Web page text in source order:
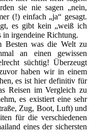
sie nie sagen „nein,
(!) einfach „ja“ gesagt.
es gibt kein „weiß ich
in irgendeine Richtung.
Besten was die Welt zu
an einen gewissen
süchtig! Überzeugt
haben wir in einem
es ist hier definitiv für
Reisen im Vergleich zu
es existiert eine sehr
Zug, Boot, Luft) und
für die verschiedenen
eines der sichersten